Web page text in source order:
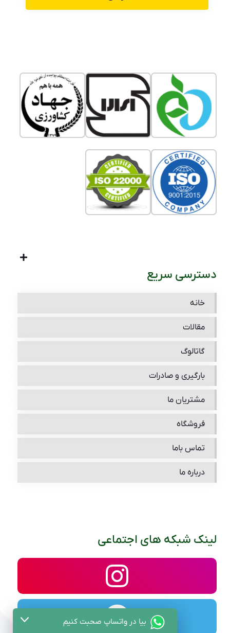
دسترسی سریع
خانه
مقالات
گاتالوگ
بارگیری و صادرات
مشتریان ما
فروشگاه
تماس باما
درباره ما
لینک شبکه های اجتماعی
بیا در واتساپ صحبت کنیم